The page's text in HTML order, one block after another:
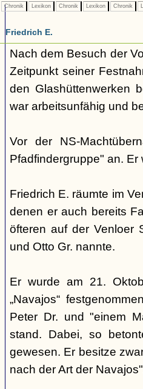
Chronik Lexikon Chronik Lexikon Chronik
Friedrich E.
Nach dem Besuch der
Zeitpunkt seiner
den Glashüttenwerken
war arbeitsunfähig und
Vor der NS-
Pfadfindergruppe" an. Er
Friedrich E. räumte im
denen er auch bereits
öfteren auf der Venloer
und Otto Gr. nannte.
Er wurde am 21.
„Navajos“
Peter Dr. und "einem
stand. Dabei, so
gewesen. Er besitze
nach der Art der